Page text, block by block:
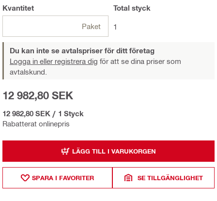
Kvantitet
Paket
Total styck
1
Du kan inte se avtalspriser för ditt företag
Logga in eller registrera dig för att se dina priser som
avtalskund.
Rabatterat onlinepris
12 982,80 SEK
12 982,80 SEK / 1 Styck
LÄGG TILL I VARUKORGEN
SPARA I FAVORITER SE TILLGÄNGLIGHET